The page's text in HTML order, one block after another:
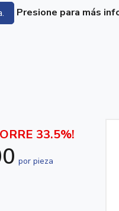
Presione para más
33.5%!
por pieza